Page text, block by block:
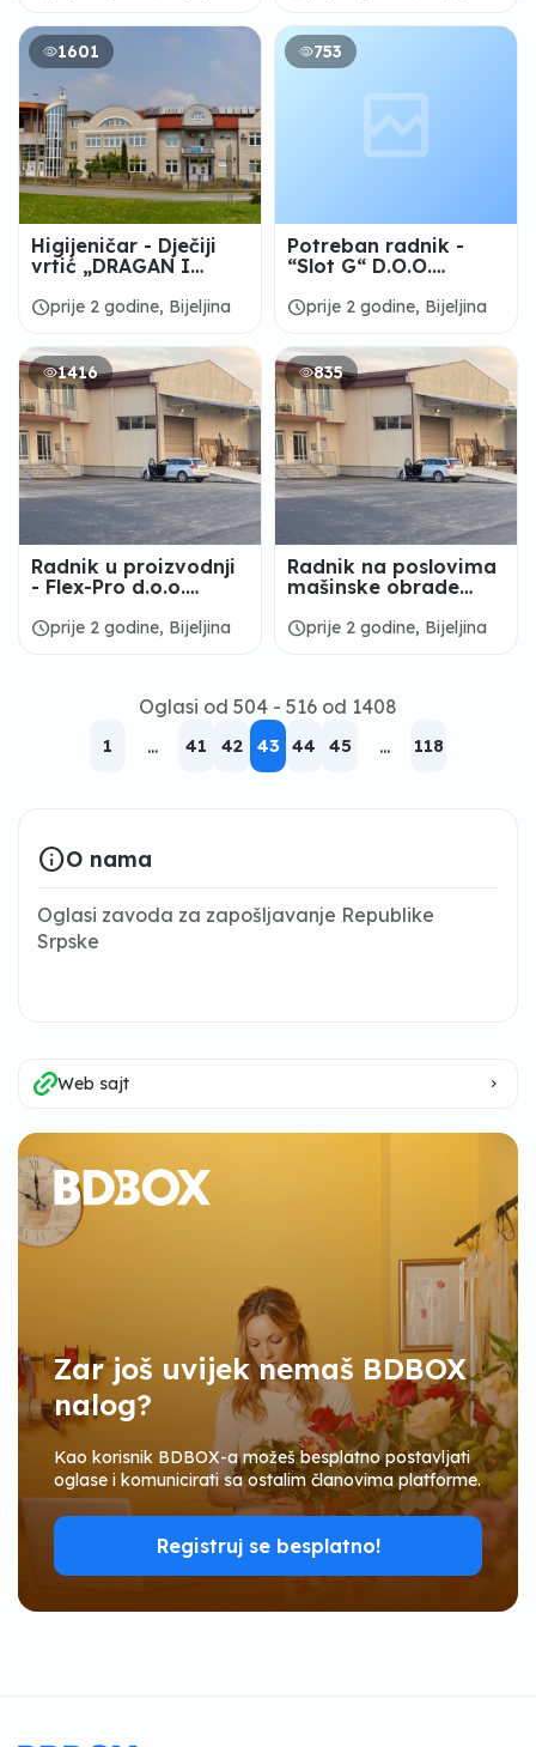
1601
Higijeničar - Dječiji
vrtić „DRAGAN I
scheduleprije 2 godine, Bijeljina
753
Potreban radnik -
“Slot G“ D.O.O.
scheduleprije 2 godine, Bijeljina
1416
Radnik u proizvodnji
- Flex-Pro d.o.o.
scheduleprije 2 godine, Bijeljina
835
Radnik na poslovima
mašinske obrade
d.o.o. Bijeljina
scheduleprije 2 godine, Bijeljina
Oglasi od 504 - 516 od 1408
1 ... 41 42 43 44 45 ... 118
infoO nama
Oglasi zavoda za zapošljavanje Republike
Srpske
Web sajt keyboard_arrow_right
Zar još uvijek nemaš BDBOX
nalog?
Kao korisnik BDBOX-a možeš besplatno postavljati
oglase i komunicirati sa ostalim članovima platforme.
Registruj se besplatno!